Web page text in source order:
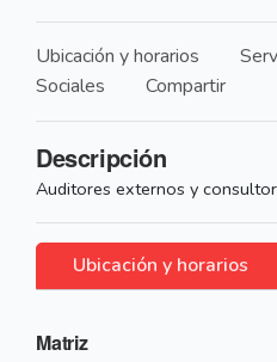
Ubicación y horarios
Sociales
Compartir
Descripción
Auditores externos y
Ubicación y horarios
Matriz